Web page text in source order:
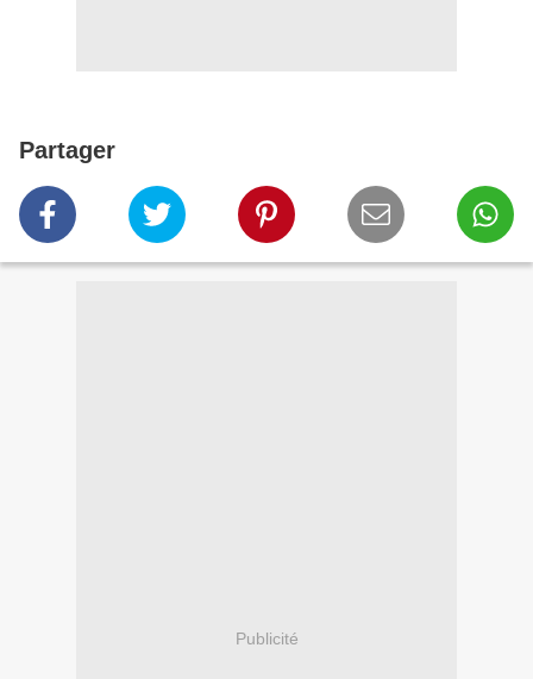
Partager
Publicité